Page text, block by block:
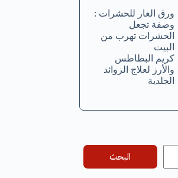
ورق الغار للحشرات :
وصفة تجعل
الحشرات تهرب من
البيت
كريم البطاطس
والأرز لعلاج الزوائد
الجلدية
البحث